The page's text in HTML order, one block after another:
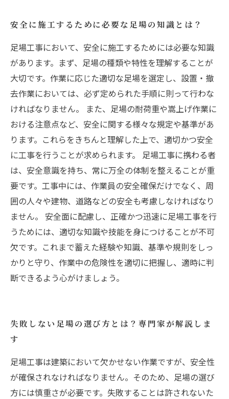
安全に施工するために必要な足場の知識とは？
足場工事において、安全に施工するためには必要な知識
があります。まず、足場の種類や特性を理解することが
大切です。作業に応じた適切な足場を選定し、設置・撤
去作業においては、必ず定められた手順に則って行わな
ければなりません。 また、足場の耐荷重や嵩上げ作業に
おける注意点など、安全に関する様々な規定や基準があ
ります。これらをきちんと理解した上で、適切かつ安全
に工事を行うことが求められます。 足場工事に携わる者
は、安全意識を持ち、常に万全の体制を整えることが重
要です。工事中には、作業員の安全確保だけでなく、周
囲の人々や建物、道路などの安全も考慮しなければなり
ません。 安全面に配慮し、正確かつ迅速に足場工事を行
うためには、適切な知識や技能を身につけることが不可
欠です。これまで蓄えた経験や知識、基準や規則をしっ
かりと守り、作業中の危険性を適切に把握し、適時に判
断できるよう心がけましょう。
失敗しない足場の選び方とは？専門家が解説しま
す
足場工事は建築において欠かせない作業ですが、安全性
が確保されなければなりません。そのため、足場の選び
方には慎重さが必要です。失敗することは許されないた